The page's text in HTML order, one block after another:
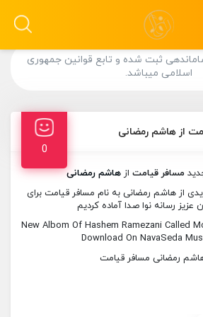
ثبت شده و تابع قوانین جمهوری
اسلامی میباشد.
از هاشم رمضانی
0
مسافر قیامت از هاشم رمضانی
از هاشم رمضانی به نام مسافر قیامت برای
عزیز رسانه نوا صدا آماده کردیم
New Albom Of Hashem Ramezani Called
Download On NavaSeda